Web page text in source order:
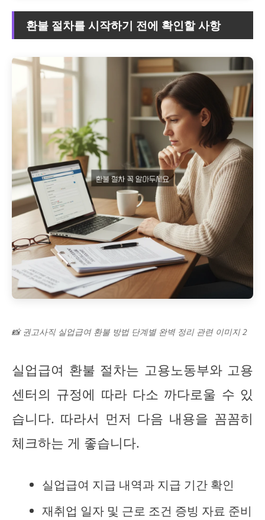
환불 절차를 시작하기 전에 확인할 사항
📸 권고사직 실업급여 환불 방법 단계별 완벽 정리 관련 이미지 2
실업급여 환불 절차는 고용노동부와 고용
센터의 규정에 따라 다소 까다로울 수 있
습니다. 따라서 먼저 다음 내용을 꼼꼼히
체크하는 게 좋습니다.
실업급여 지급 내역과 지급 기간 확인
재취업 일자 및 근로 조건 증빙 자료 준비